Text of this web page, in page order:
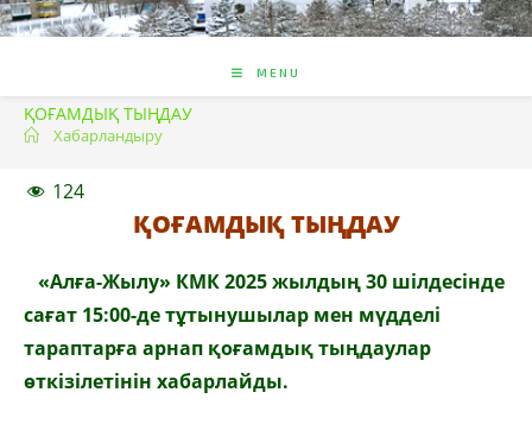
MENU
ҚОҒАМДЫҚ ТЫҢДАУ
Хабарландыру
124
ҚОҒАМДЫҚ ТЫҢДАУ
«Алға-Жылу» КМК2025 жылдың 30 шілдесінде
сағат 15:00-де тұтынушылар мен мүдделі
тараптарға арнап қоғамдық тыңдаулар
өткізілетінін хабарлайды.